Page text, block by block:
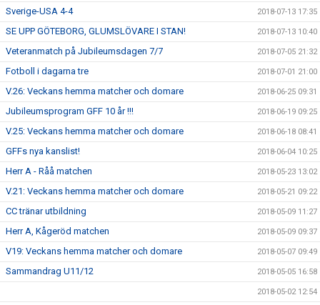
Sverige-USA 4-4 2018-07-13 17:35
SE UPP GÖTEBORG, GLUMSLÖVARE I STAN! 2018-07-13 10:40
Veteranmatch på Jubileumsdagen 7/7 2018-07-05 21:32
Fotboll i dagarna tre 2018-07-01 21:00
V.26: Veckans hemma matcher och domare 2018-06-25 09:31
Jubileumsprogram GFF 10 år !!! 2018-06-19 09:25
V.25: Veckans hemma matcher och domare 2018-06-18 08:41
GFFs nya kanslist! 2018-06-04 10:25
Herr A - Råå matchen 2018-05-23 13:02
V.21: Veckans hemma matcher och domare 2018-05-21 09:22
CC tränar utbildning 2018-05-09 11:27
Herr A, Kågeröd matchen 2018-05-09 09:37
V19: Veckans hemma matcher och domare 2018-05-07 09:49
Sammandrag U11/12 2018-05-05 16:58
2018-05-02 12:54